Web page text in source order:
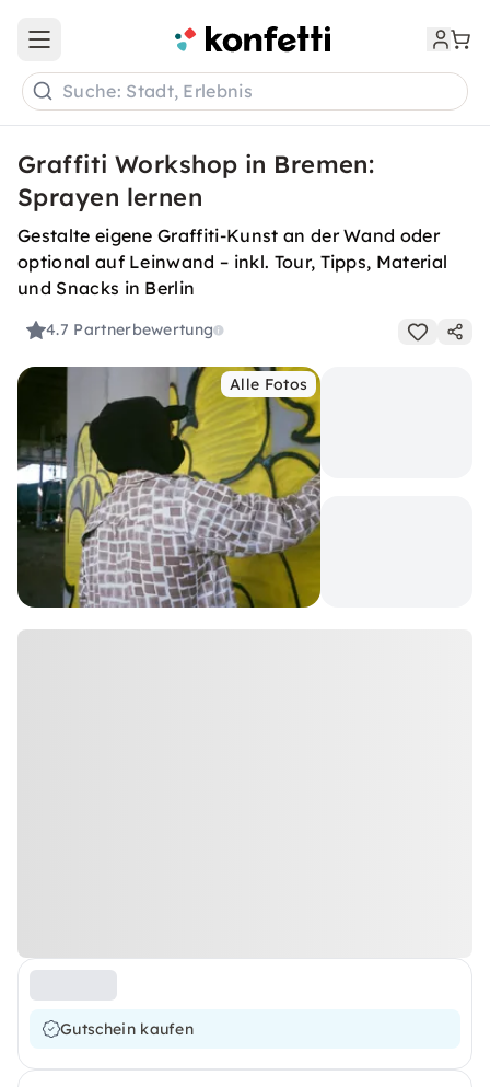
Open main menu
Suche: Stadt, Erlebnis
Graffiti Workshop in Bremen:
Sprayen lernen
Gestalte eigene Graffiti-Kunst an der Wand oder
optional auf Leinwand – inkl. Tour, Tipps, Material
und Snacks in Berlin
4.7 Partnerbewertung
Alle Fotos
Gutschein kaufen